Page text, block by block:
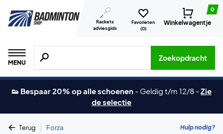
Rackets
adviesgids
Favorieten
(0)
0
Winkelwagentje
MENU
Zoeken naar producten, merken etc.
Zoekopdracht
👟 Bespaar 20% op alle schoenen - Geldig t/m 12/8 -Zie
de selectie
Terug | Forza Hulp nodig?